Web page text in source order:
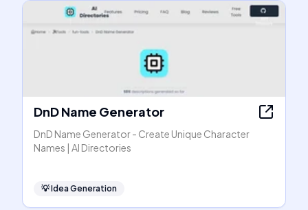
DnD Name Generator
DnD Name Generator - Create Unique Character
Names | AI Directories
💡Idea Generation